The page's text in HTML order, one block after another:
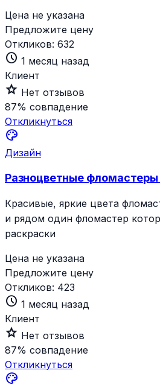
Цена не указана
Предложите цену
Откликов: 632
schedule 1 месяц назад
Клиент
star_outline Нет отзывов
87% совпадение
Откликнуться
palette
Дизайн
Разноцветные фломастеры
Красивые, яркие цвета
и рядом один фломастер
раскраски
Цена не указана
Предложите цену
Откликов: 423
schedule 1 месяц назад
Клиент
star_outline Нет отзывов
87% совпадение
Откликнуться
palette